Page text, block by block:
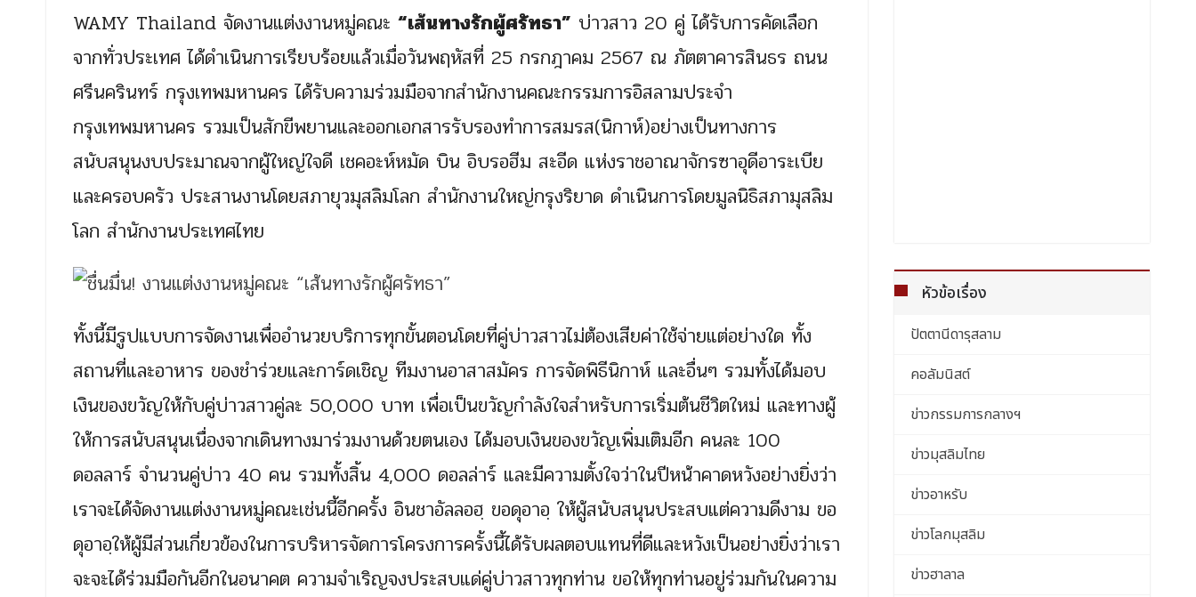
WAMY Thailand จัดงานแต่งงานหมู่คณะ “เส้นทางรักผู้ศรัทธา” บ่าวสาว 20 คู่ ได้รับการคัดเลือก
จากทั่วประเทศ ได้ดำเนินการเรียบร้อยแล้วเมื่อวันพฤหัสที่ 25 กรกฎาคม 2567 ณ ภัตตาคารสินธร ถนน
ศรีนครินทร์ กรุงเทพมหานคร ได้รับความร่วมมือจากสำนักงานคณะกรรมการอิสลามประจำ
กรุงเทพมหานคร รวมเป็นสักขีพยานและออกเอกสารรับรองทำการสมรส(นิกาห์)อย่างเป็นทางการ
สนับสนุนงบประมาณจากผู้ใหญ่ใจดี เชคอะห์หมัด บิน อิบรอฮีม สะอีด แห่งราชอาณาจักรซาอุดีอาระเบีย
และครอบครัว ประสานงานโดยสภายุวมุสลิมโลก สำนักงานใหญ่กรุงริยาด ดำเนินการโดยมูลนิธิสภามุสลิม
โลก สำนักงานประเทศไทย
ทั้งนี้มีรูปแบบการจัดงานเพื่ออำนวยบริการทุกขั้นตอนโดยที่คู่บ่าวสาวไม่ต้องเสียค่าใช้จ่ายแต่อย่างใด ทั้ง
สถานที่และอาหาร ของชำร่วยและการ์ดเชิญ ทีมงานอาสาสมัคร การจัดพิธีนิกาห์ และอื่นๆ รวมทั้งได้มอบ
เงินของขวัญให้กับคู่บ่าวสาวคู่ละ 50,000 บาท เพื่อเป็นขวัญกำลังใจสำหรับการเริ่มต้นชีวิตใหม่ และทางผู้
ให้การสนับสนุนเนื่องจากเดินทางมาร่วมงานด้วยตนเอง ได้มอบเงินของขวัญเพิ่มเติมอีก คนละ 100
ดอลลาร์ จำนวนคู่บ่าว 40 คน รวมทั้งสิ้น 4,000 ดอลล่าร์ และมีความตั้งใจว่าในปีหน้าคาดหวังอย่างยิ่งว่า
เราจะได้จัดงานแต่งงานหมู่คณะเช่นนี้อีกครั้ง อินชาอัลลอฮฺ ขอดุอาอฺ ให้ผู้สนับสนุนประสบแต่ความดีงาม ขอ
ดุอาอฺให้ผู้มีส่วนเกี่ยวข้องในการบริหารจัดการโครงการครั้งนี้ได้รับผลตอบแทนที่ดีและหวังเป็นอย่างยิ่งว่าเรา
จะจะได้ร่วมมือกันอีกในอนาคต ความจำเริญจงประสบแด่คู่บ่าวสาวทุกท่าน ขอให้ทุกท่านอยู่ร่วมกันในความ
หัวข้อเรื่อง
ปัตตานีดารุสลาม
คอลัมนิสต์
ข่าวกรรมการกลางฯ
ข่าวมุสลิมไทย
ข่าวอาหรับ
ข่าวโลกมุสลิม
ข่าวฮาลาล